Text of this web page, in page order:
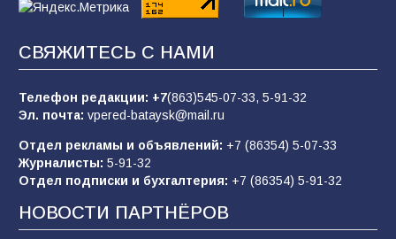
83 02.08.2026
Батайчане вышли в финал Всероссийского
конкурса «Большая перемена»
62 04.08.2026
Командовал боем до последнего: герой
61 05.08.2026
СВЯЖИТЕСЬ С НАМИ
Телефон редакции: +7(863)545-07-33, 5-91-32
Эл. почта: vpered-bataysk@mail.ru
Отдел рекламы и объявлений: +7 (86354) 5-07-33
Журналисты: 5-91-32
Отдел подписки и бухгалтерия: +7 (86354) 5-91-32
НОВОСТИ ПАРТНЁРОВ